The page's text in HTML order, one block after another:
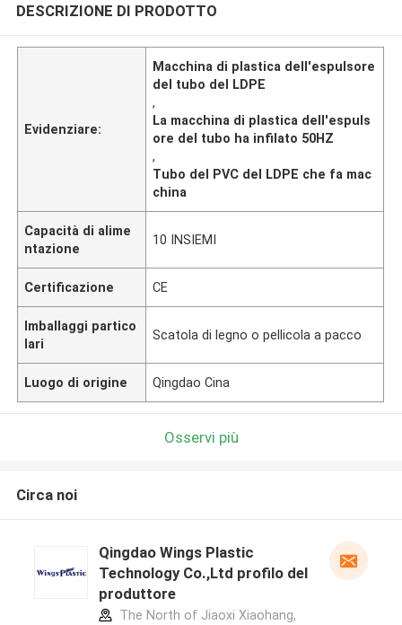
DESCRIZIONE DI PRODOTTO
Evidenziare:
Macchina di plastica dell'espulsore
del tubo del LDPE
,
La macchina di plastica dell'espuls
ore del tubo ha infilato 50HZ
,
Tubo del PVC del LDPE che fa mac
china
Capacità di alime
ntazione
10 INSIEMI
Certificazione CE
Imballaggi partico
lari
Scatola di legno o pellicola a pacco
Luogo di origine Qingdao Cina
Osservi più
Circa noi
Qingdao Wings Plastic
Technology Co.,Ltd profilo del
produttore
The North of Jiaoxi Xiaohang,